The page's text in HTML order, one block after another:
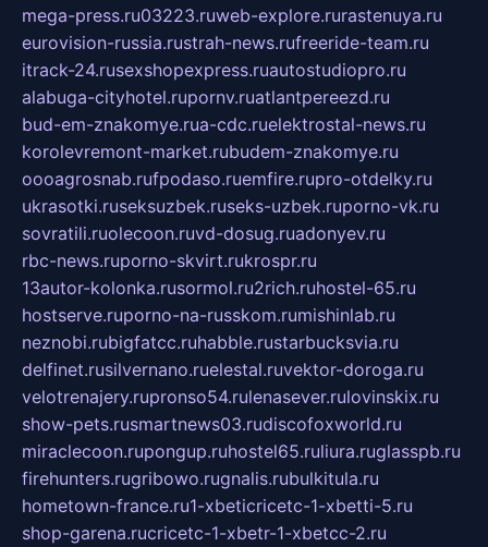
mega-press.ru03223.ruweb-explore.rurastenuya.ru
eurovision-russia.rustrah-news.rufreeride-team.ru
itrack-24.rusexshopexpress.ruautostudiopro.ru
alabuga-cityhotel.rupornv.ruatlantpereezd.ru
bud-em-znakomye.rua-cdc.ruelektrostal-news.ru
korolevremont-market.rubudem-znakomye.ru
oooagrosnab.rufpodaso.ruemfire.rupro-otdelky.ru
ukrasotki.ruseksuzbek.ruseks-uzbek.ruporno-vk.ru
sovratili.ruolecoon.ruvd-dosug.ruadonyev.ru
rbc-news.ruporno-skvirt.rukrospr.ru
13autor-kolonka.rusormol.ru2rich.ruhostel-65.ru
hostserve.ruporno-na-russkom.rumishinlab.ru
neznobi.rubigfatcc.ruhabble.rustarbucksvia.ru
delfinet.rusilvernano.ruelestal.ruvektor-doroga.ru
velotrenajery.rupronso54.rulenasever.rulovinskix.ru
show-pets.rusmartnews03.rudiscofoxworld.ru
miraclecoon.rupongup.ruhostel65.ruliura.ruglasspb.ru
firehunters.rugribowo.rugnalis.rubulkitula.ru
hometown-france.ru1-xbeticricetc-1-xbetti-5.ru
shop-garena.rucricetc-1-xbetr-1-xbetcc-2.ru